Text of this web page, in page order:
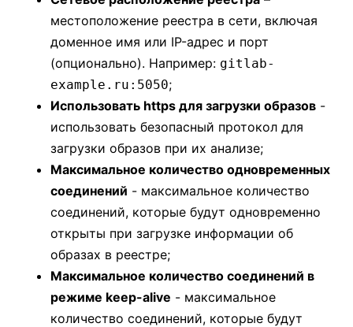
местоположение реестра в сети, включая
доменное имя или IP-адрес и порт
(опционально). Например: gitlab-
example.ru:5050;
Использовать https для загрузки образов -
использовать безопасный протокол для
загрузки образов при их анализе;
Максимальное количество одновременных
соединений - максимальное количество
соединений, которые будут одновременно
открыты при загрузке информации об
образах в реестре;
Максимальное количество соединений в
режиме keep-alive - максимальное
количество соединений, которые будут